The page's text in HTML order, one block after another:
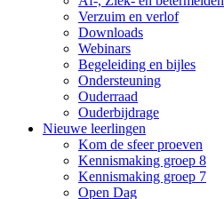
Verzuim en verlof
Downloads
Webinars
Begeleiding en bijles
Ondersteuning
Ouderraad
Ouderbijdrage
Nieuwe leerlingen
Kom de sfeer proeven
Kennismaking groep 8
Kennismaking groep 7
Open Dag